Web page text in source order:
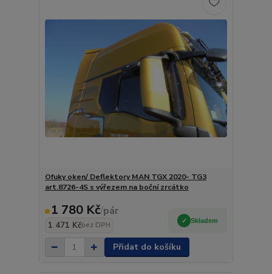
Ofuky oken/ Deflektory MAN TGX 2020- TG3
art.8726-4S s výřezem na boční zrcátko
1 780 Kč/pár
1 471 Kčbez DPH
Skladem
Přidat do košíku